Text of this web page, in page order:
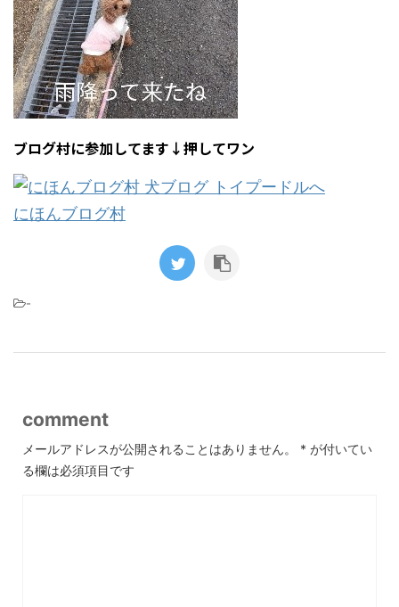
ブログ村に参加してます↓押してワン
にほんブログ村
-
comment
メールアドレスが公開されることはありません。 * が付いてい
る欄は必須項目です